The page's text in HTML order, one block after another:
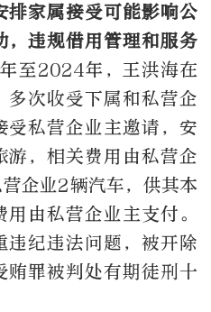
排家属接受可能影响公
，违规借用管理和服务
至2024年，王洪海在
多次收受下属和私营企
受私营企业主邀请，安
游，相关费用由私营企
企业2辆汽车，供其本
由私营企业主支付。
违纪违法问题，被开除
贿罪被判处有期徒刑十